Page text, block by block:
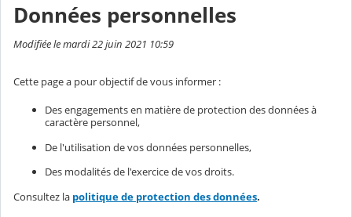
Données personnelles
Modifiée le mardi 22 juin 2021 10:59
Cette page a pour objectif de vous informer :
Des engagements en matière de protection des données à
caractère personnel,
De l'utilisation de vos données personnelles,
Des modalités de l'exercice de vos droits.
Consultez la politique de protection des données.